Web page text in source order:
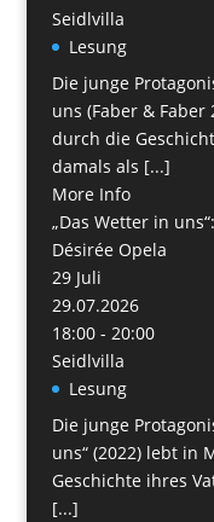
Seidlvilla
Lesung
Die junge
uns (Faber &
durch die
damals als [...]
More Info
„Das Wetter in
Désirée Opela
29 Juli
29.07.2026
18:00 - 20:00
Seidlvilla
Lesung
Die junge
uns“ (2022) lebt in
Geschichte ihres
[...]